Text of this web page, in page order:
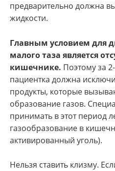
предварительно должна
жидкости.
Главным условием для
малого таза является
кишечнике. Поэтому за
пациентка должна
продукты, которые
образование газов.
принимать в этот период
газообразование в
активированный уголь).
Нельзя ставить клизму.